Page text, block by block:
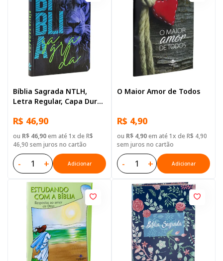
Bíblia Sagrada NTLH,
Letra Regular, Capa Dura
R$ 46,90
ou R$ 46,90em até 1x de R$
46,90 sem juros no cartão
- + Adicionar
O Maior Amor de Todos
R$ 4,90
ou R$ 4,90em até 1x de R$ 4,90
sem juros no cartão
- + Adicionar